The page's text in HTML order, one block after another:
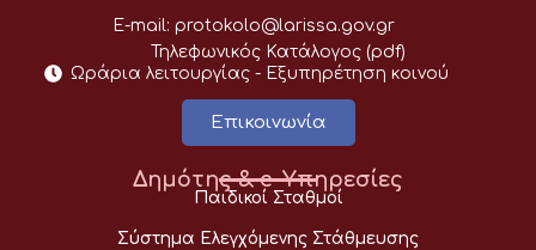
E-mail: protokolo@larissa.gov.gr
Τηλεφωνικός Κατάλογος (pdf)
Ωράρια λειτουργίας - Eξυπηρέτηση κοινού
Επικοινωνία
Δημότης & e-Υπηρεσίες
Παιδικοί Σταθμοί
Σύστημα Ελεγχόμενης Στάθμευσης